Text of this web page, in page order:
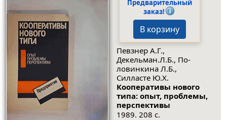
Предварительный
заказ!
В корзину
Певзнер А.Г.,
Декельман.Л.Б., По-
ловинкина Л.Б.,
Силласте Ю.X.
Кооперативы нового
типа: опыт, проблемы,
перспективы
1989. 208 с.